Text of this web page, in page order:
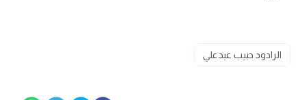
الرادود حبيب عبدعلي